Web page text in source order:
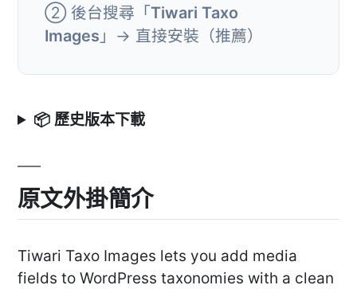
② 後台搜尋「Tiwari Taxo
Images 」→ 直接安裝（推薦）
📦 歷史版本下載
原文外掛簡介
Tiwari Taxo Images lets you add media
fields to WordPress taxonomies with a clean